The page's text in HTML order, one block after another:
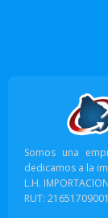
Somos una
dedicamos a la
L.H.
RUT: